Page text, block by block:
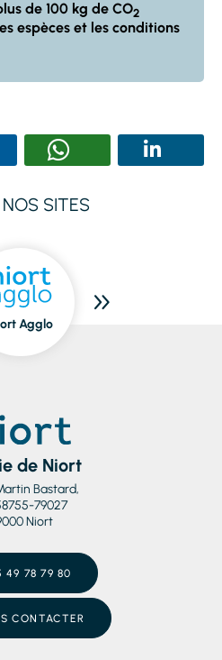
de 100 kg de CO2
espèces et les conditions
SITES
Agglo
de Niort
Bastard,
79027
Niort
49 78 79 80
CONTACTER